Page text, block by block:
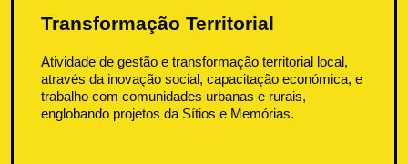
Transformação Territorial
Atividade de gestão e transformação territorial local,
através da inovação social, capacitação económica, e
trabalho com comunidades urbanas e rurais,
englobando projetos da Sítios e Memórias.